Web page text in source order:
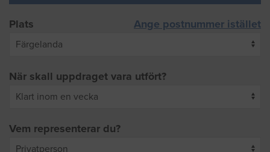
Plats Ange postnummer istället
När skall uppdraget vara utfört?
Vem representerar du?